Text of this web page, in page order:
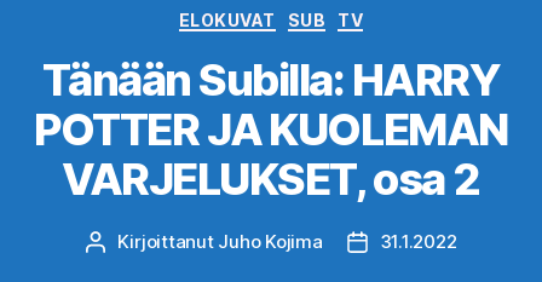
Kategoriat
ELOKUVAT SUB TV
Tänään Subilla: HARRY
POTTER JA KUOLEMAN
VARJELUKSET, osa 2
Kirjoittaja
Kirjoittanut Juho Kojima Julkaisupäivämäärä
31.1.2022